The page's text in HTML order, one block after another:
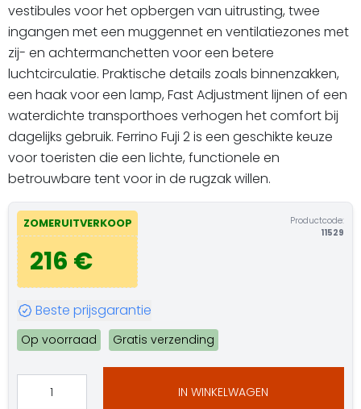
vestibules voor het opbergen van uitrusting, twee
ingangen met een muggennet en ventilatiezones met
zij- en achtermanchetten voor een betere
luchtcirculatie. Praktische details zoals binnenzakken,
een haak voor een lamp, Fast Adjustment lijnen of een
waterdichte transporthoes verhogen het comfort bij
dagelijks gebruik. Ferrino Fuji 2 is een geschikte keuze
voor toeristen die een lichte, functionele en
betrouwbare tent voor in de rugzak willen.
ZOMERUITVERKOOP
216 €
Productcode:
11529
Beste prijsgarantie
Op voorraad Gratis verzending
IN WINKELWAGEN